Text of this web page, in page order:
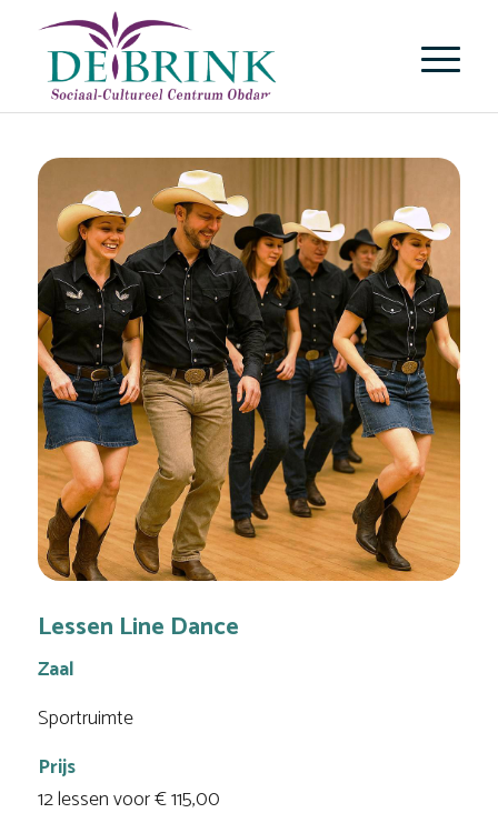
Lessen Line Dance
Zaal
Sportruimte
Prijs
12 lessen voor € 115,00